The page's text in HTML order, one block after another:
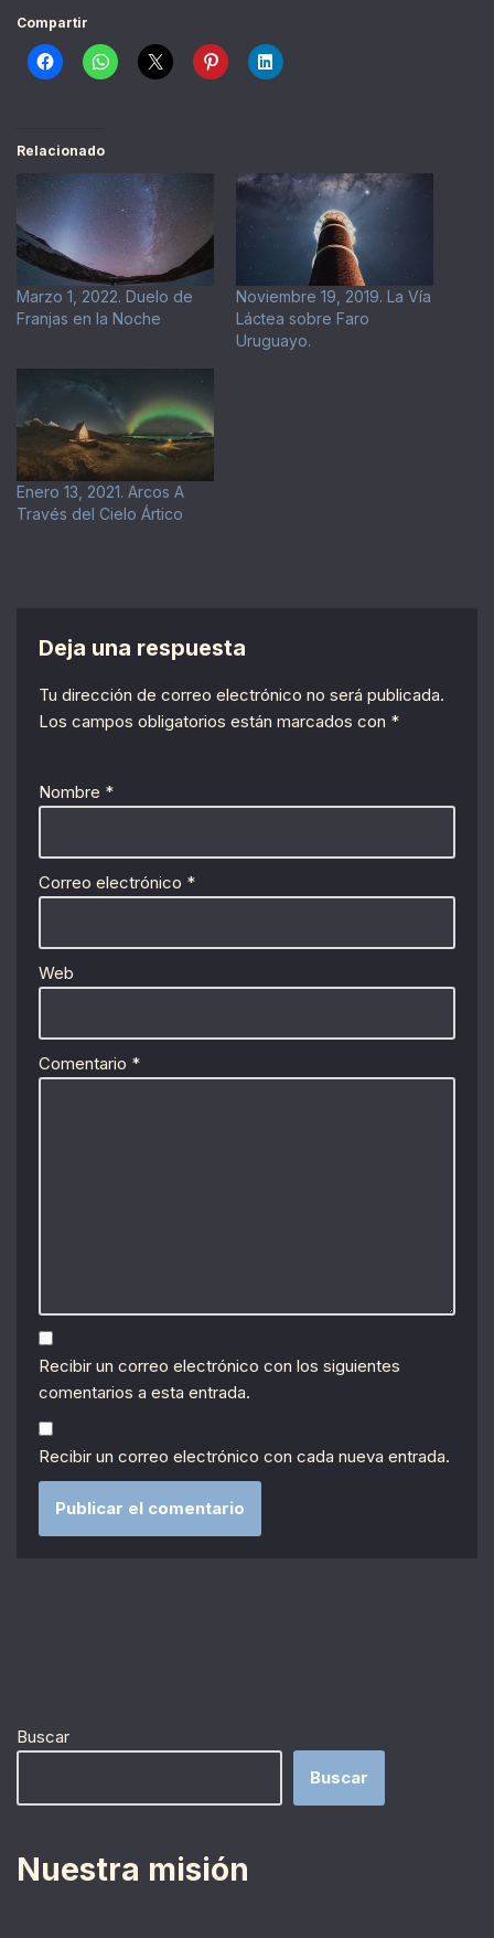
Compartir
Relacionado
Marzo 1, 2022. Duelo de
Franjas en la Noche
Noviembre 19, 2019. La Vía
Láctea sobre Faro
Uruguayo.
Enero 13, 2021. Arcos A
Través del Cielo Ártico
Deja una respuesta
Tu dirección de correo electrónico no será publicada.
Los campos obligatorios están marcados con *
Nombre *
Correo electrónico *
Web
Comentario *
Recibir un correo electrónico con los siguientes
comentarios a esta entrada.
Recibir un correo electrónico con cada nueva entrada.
Buscar
Buscar
Nuestra misión